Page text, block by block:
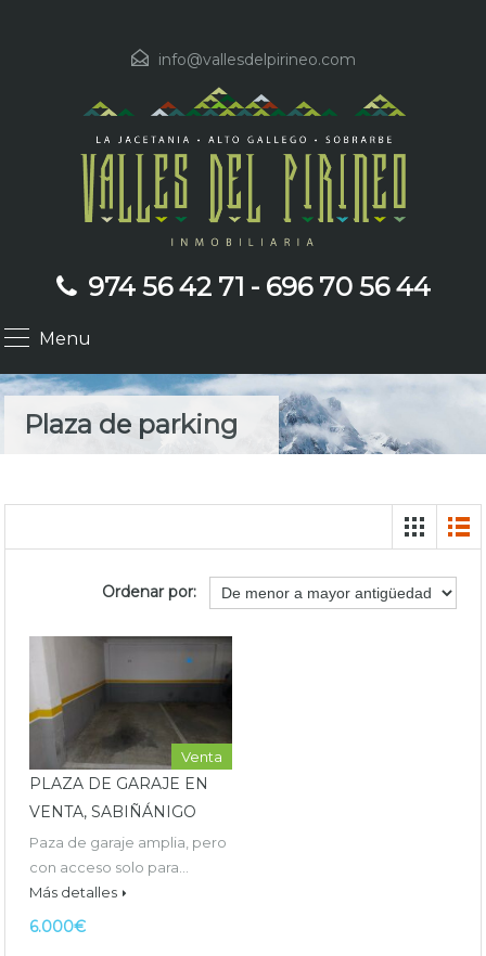
info@vallesdelpirineo.com
Menu
974 56 42 71 - 696 70 56 44
Plaza de parking
Ordenar por:
Venta
PLAZA DE GARAJE EN
VENTA, SABIÑÁNIGO
Paza de garaje amplia, pero
con acceso solo para…
Más detalles
6.000€